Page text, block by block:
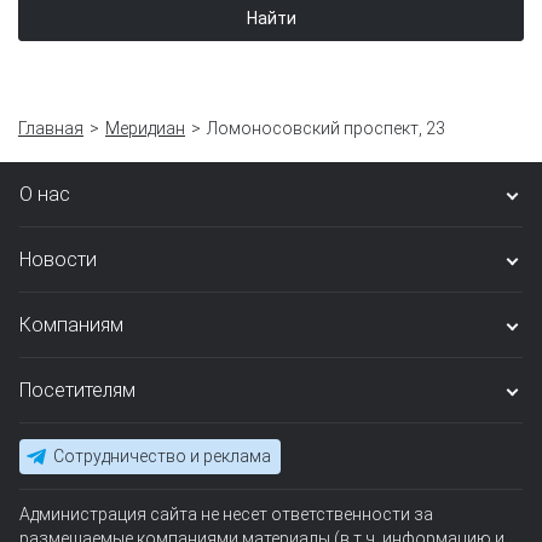
Найти
Главная Меридиан Ломоносовский проспект, 23
О нас
Новости
Компаниям
Посетителям
Сотрудничество и реклама
Администрация сайта не несет ответственности за
размещаемые компаниями материалы (в т.ч. информацию и